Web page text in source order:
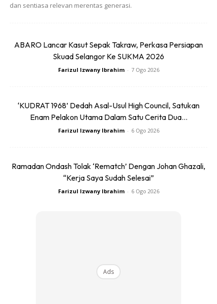
tanda kencing terlalu aktif adalah sukar menahan kencing,
kencing tidak puas, pergi ke tandas melebihi 10 kali sehari
dan berlaku kebocoran jika menahannya.
masalah itu adalah senaman otot untuk mengawal kencing,
latihan pundi kencing dan penggunaan ubatan. Masalah
dan sentiasa relevan merentas generasi.
ABARO Lancar Kasut Sepak Takraw, Perkasa Persiapan
Skuad Selangor Ke SUKMA 2026
Farizul Izwany Ibrahim - 7 Ogo 2026
‘KUDRAT 1968’ Dedah Asal-Usul High Council, Satukan
Enam Pelakon Utama Dalam Satu Cerita Dua...
Farizul Izwany Ibrahim - 6 Ogo 2026
Ramadan Ondash Tolak ‘Rematch’ Dengan Johan Ghazali,
“Kerja Saya Sudah Selesai”
Farizul Izwany Ibrahim - 6 Ogo 2026
Ads